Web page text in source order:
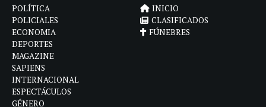
POLÍTICA
POLICIALES
ECONOMIA
DEPORTES
MAGAZINE
SAPIENS
INTERNACIONAL
ESPECTÁCULOS
GÉNERO
INICIO
CLASIFICADOS
FÚNEBRES